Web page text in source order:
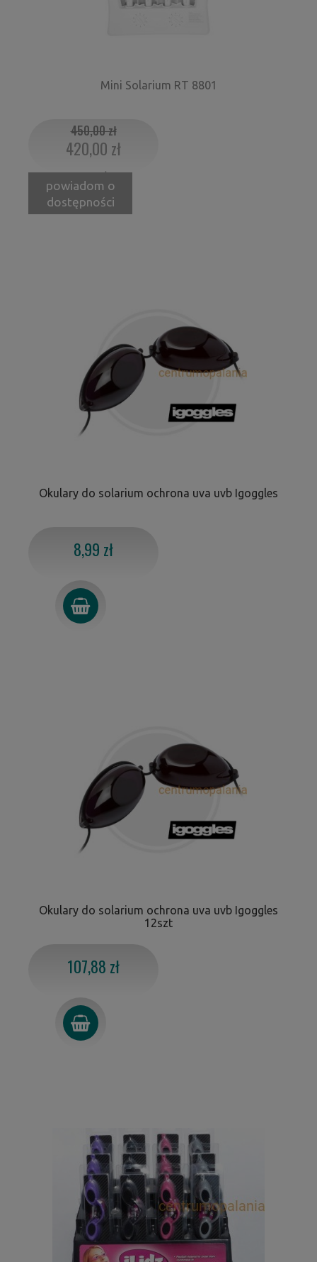
Mini Solarium RT 8801
420,00 zł
Cena regularna:
450,00 zł
powiadom o
dostępności
Okulary do solarium ochrona uva uvb Igoggles
8,99 zł
Okulary do solarium ochrona uva uvb Igoggles
12szt
107,88 zł